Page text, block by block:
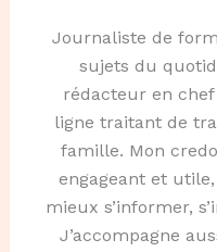
Journaliste de
sujets du
rédacteur en
ligne traitant de
famille. Mon
engageant et
mieux s’informer,
J’accompagne